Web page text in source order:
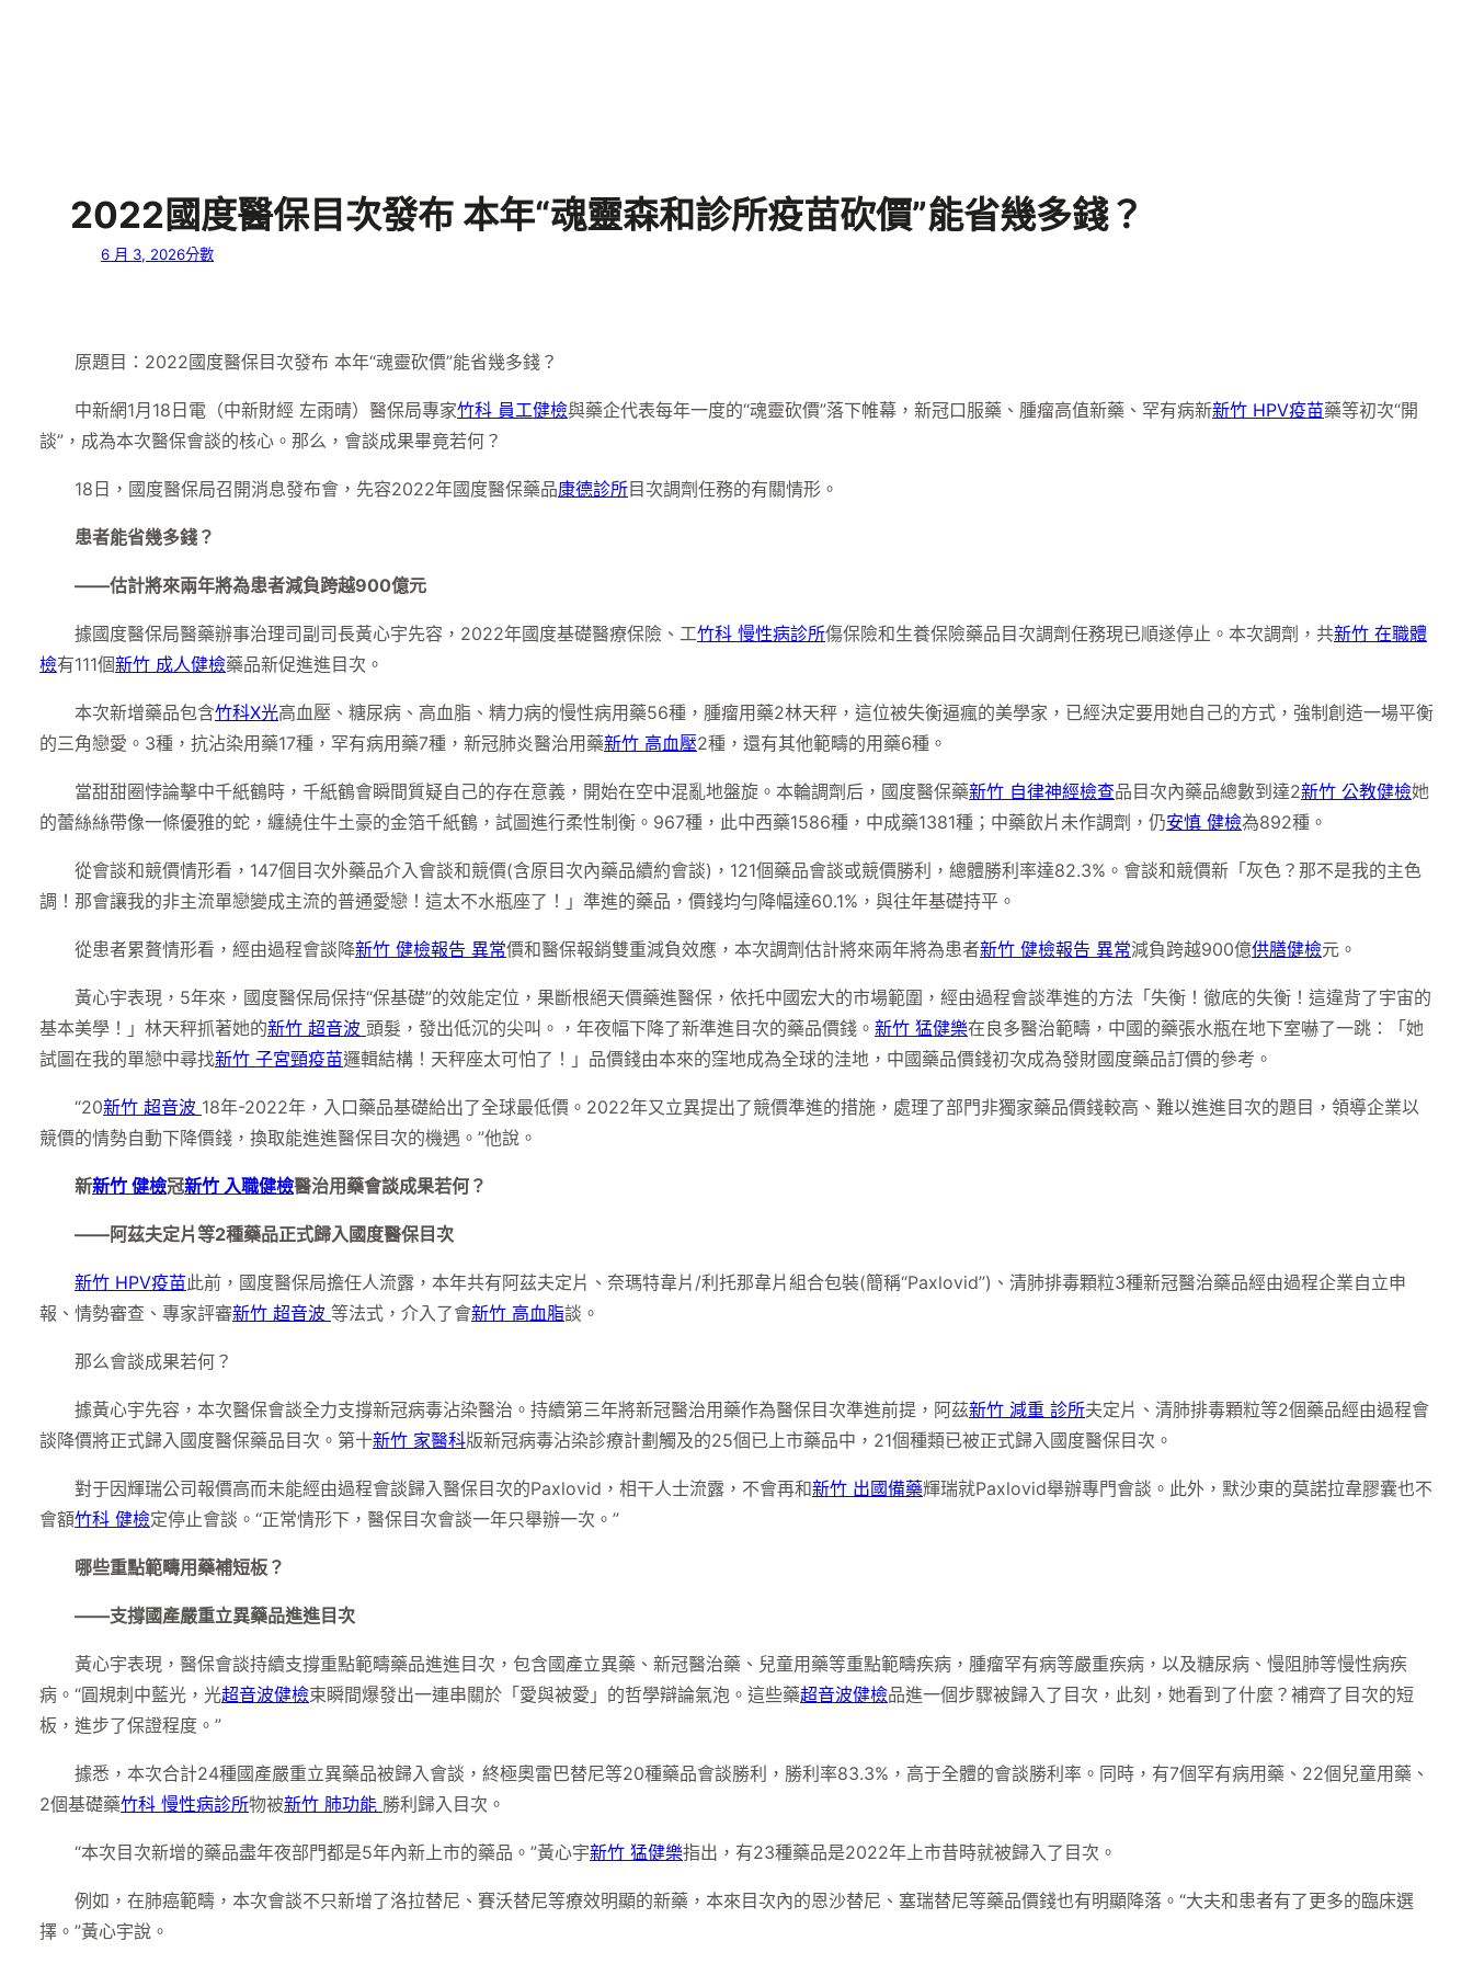
2022國度醫保目次發布 本年“魂靈森和診所疫苗砍價”能省幾多錢？
6 月 3, 2026分數
原題目：2022國度醫保目次發布 本年“魂靈砍價”能省幾多錢？
中新網1月18日電（中新財經 左雨晴）醫保局專家竹科 員工健檢與藥企代表每年一度的“魂靈砍價”落下帷幕，新冠口服藥、腫瘤高值新藥、罕有病新新竹 HPV疫苗藥等初次“開
談”，成為本次醫保會談的核心。那么，會談成果畢竟若何？
18日，國度醫保局召開消息發布會，先容2022年國度醫保藥品康德診所目次調劑任務的有關情形。
患者能省幾多錢？
——估計將來兩年將為患者減負跨越900億元
據國度醫保局醫藥辦事治理司副司長黃心宇先容，2022年國度基礎醫療保險、工竹科 慢性病診所傷保險和生養保險藥品目次調劑任務現已順遂停止。本次調劑，共新竹 在職體
檢有111個新竹 成人健檢藥品新促進進目次。
本次新增藥品包含竹科X光高血壓、糖尿病、高血脂、精力病的慢性病用藥56種，腫瘤用藥2林天秤，這位被失衡逼瘋的美學家，已經決定要用她自己的方式，強制創造一場平衡
的三角戀愛。3種，抗沾染用藥17種，罕有病用藥7種，新冠肺炎醫治用藥新竹 高血壓2種，還有其他範疇的用藥6種。
當甜甜圈悖論擊中千紙鶴時，千紙鶴會瞬間質疑自己的存在意義，開始在空中混亂地盤旋。本輪調劑后，國度醫保藥新竹 自律神經檢查品目次內藥品總數到達2新竹 公教健檢她
的蕾絲絲帶像一條優雅的蛇，纏繞住牛土豪的金箔千紙鶴，試圖進行柔性制衡。967種，此中西藥1586種，中成藥1381種；中藥飲片未作調劑，仍安慎 健檢為892種。
從會談和競價情形看，147個目次外藥品介入會談和競價(含原目次內藥品續約會談)，121個藥品會談或競價勝利，總體勝利率達82.3%。會談和競價新「灰色？那不是我的主色
調！那會讓我的非主流單戀變成主流的普通愛戀！這太不水瓶座了！」準進的藥品，價錢均勻降幅達60.1%，與往年基礎持平。
從患者累贅情形看，經由過程會談降新竹 健檢報告 異常價和醫保報銷雙重減負效應，本次調劑估計將來兩年將為患者新竹 健檢報告 異常減負跨越900億供膳健檢元。
黃心宇表現，5年來，國度醫保局保持“保基礎”的效能定位，果斷根絕天價藥進醫保，依托中國宏大的市場範圍，經由過程會談準進的方法「失衡！徹底的失衡！這違背了宇宙的
基本美學！」林天秤抓著她的新竹 超音波 頭髮，發出低沉的尖叫。，年夜幅下降了新準進目次的藥品價錢。 新竹 猛健樂在良多醫治範疇，中國的藥張水瓶在地下室嚇了一跳：「她
試圖在我的單戀中尋找新竹 子宮頸疫苗邏輯結構！天秤座太可怕了！」品價錢由本來的窪地成為全球的洼地，中國藥品價錢初次成為發財國度藥品訂價的參考。
“20新竹 超音波 18年-2022年，入口藥品基礎給出了全球最低價。2022年又立異提出了競價準進的措施，處理了部門非獨家藥品價錢較高、難以進進目次的題目，領導企業以
競價的情勢自動下降價錢，換取能進進醫保目次的機遇。”他說。
新新竹 健檢冠新竹 入職健檢醫治用藥會談成果若何？
——阿茲夫定片等2種藥品正式歸入國度醫保目次
新竹 HPV疫苗此前，國度醫保局擔任人流露，本年共有阿茲夫定片、奈瑪特韋片/利托那韋片組合包裝(簡稱“Paxlovid”)、清肺排毒顆粒3種新冠醫治藥品經由過程企業自立申
報、情勢審查、專家評審新竹 超音波 等法式，介入了會新竹 高血脂談。
那么會談成果若何？
據黃心宇先容，本次醫保會談全力支撐新冠病毒沾染醫治。持續第三年將新冠醫治用藥作為醫保目次準進前提，阿茲新竹 減重 診所夫定片、清肺排毒顆粒等2個藥品經由過程會
談降價將正式歸入國度醫保藥品目次。第十新竹 家醫科版新冠病毒沾染診療計劃觸及的25個已上市藥品中，21個種類已被正式歸入國度醫保目次。
對于因輝瑞公司報價高而未能經由過程會談歸入醫保目次的Paxlovid，相干人士流露，不會再和新竹 出國備藥輝瑞就Paxlovid舉辦專門會談。此外，默沙東的莫諾拉韋膠囊也不
會額竹科 健檢定停止會談。“正常情形下，醫保目次會談一年只舉辦一次。”
哪些重點範疇用藥補短板？
——支撐國產嚴重立異藥品進進目次
黃心宇表現，醫保會談持續支撐重點範疇藥品進進目次，包含國產立異藥、新冠醫治藥、兒童用藥等重點範疇疾病，腫瘤罕有病等嚴重疾病，以及糖尿病、慢阻肺等慢性病疾
病。“圓規刺中藍光，光超音波健檢束瞬間爆發出一連串關於「愛與被愛」的哲學辯論氣泡。這些藥超音波健檢品進一個步驟被歸入了目次，此刻，她看到了什麼？補齊了目次的短
板，進步了保證程度。”
據悉，本次合計24種國產嚴重立異藥品被歸入會談，終極奧雷巴替尼等20種藥品會談勝利，勝利率83.3%，高于全體的會談勝利率。同時，有7個罕有病用藥、22個兒童用藥、
2個基礎藥竹科 慢性病診所物被新竹 肺功能 勝利歸入目次。
“本次目次新增的藥品盡年夜部門都是5年內新上市的藥品。”黃心宇新竹 猛健樂指出，有23種藥品是2022年上市昔時就被歸入了目次。
例如，在肺癌範疇，本次會談不只新增了洛拉替尼、賽沃替尼等療效明顯的新藥，本來目次內的恩沙替尼、塞瑞替尼等藥品價錢也有明顯降落。“大夫和患者有了更多的臨床選
擇。”黃心宇說。